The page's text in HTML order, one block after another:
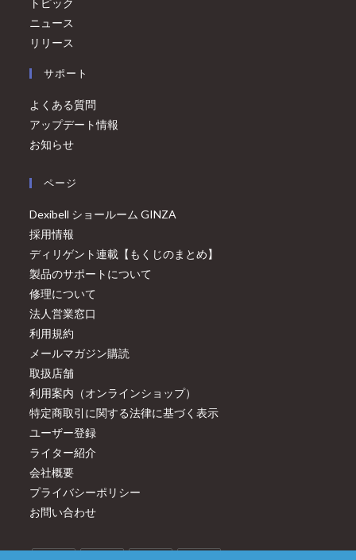
トピック
ニュース
リリース
サポート
よくある質問
アップデート情報
お知らせ
ページ
Dexibell ショールーム GINZA
採用情報
ディリゲント連載【もくじのまとめ】
製品のサポートについて
修理について
法人営業窓口
利用規約
メールマガジン購読
取扱店舗
利用案内（オンラインショップ）
特定商取引に関する法律に基づく表示
ユーザー登録
ライター紹介
会社概要
プライバシーポリシー
お問い合わせ